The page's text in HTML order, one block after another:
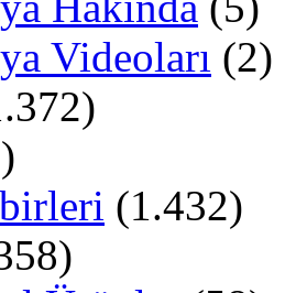
Videoları (2)
(1.432)